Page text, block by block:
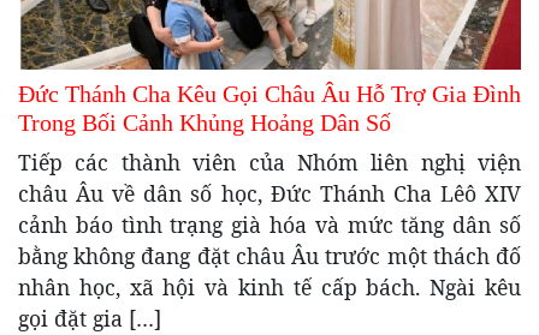
Đức Thánh Cha Kêu Gọi Châu Âu Hỗ Trợ Gia Đình
Trong Bối Cảnh Khủng Hoảng Dân Số
Tiếp các thành viên của Nhóm liên nghị viện
châu Âu về dân số học, Đức Thánh Cha Lêô XIV
cảnh báo tình trạng già hóa và mức tăng dân số
bằng không đang đặt châu Âu trước một thách đố
nhân học, xã hội và kinh tế cấp bách. Ngài kêu
gọi đặt gia […]